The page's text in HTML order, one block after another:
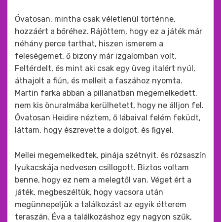
Óvatosan, mintha csak véletlenül történne,
hozzáért a bőréhez. Rájöttem, hogy ez a játék már
néhány perce tarthat, hiszen ismerem a
feleségemet, ő bizony már izgalomban volt.
Feltérdelt, és mint aki csak egy üveg italért nyúl,
áthajolt a fiún, és melleit a faszához nyomta.
Martin farka abban a pillanatban megemelkedett,
nem kis önuralmába kerülhetett, hogy ne álljon fel.
Óvatosan Heidire néztem, ő lábaival felém feküdt,
láttam, hogy észrevette a dolgot, és figyel.
Mellei megemelkedtek, pinája szétnyit, és rózsaszín
lyukacskája nedvesen csillogott. Biztos voltam
benne, hogy ez nem a melegtől van. Véget ért a
játék, megbeszéltük, hogy vacsora után
megünnepeljük a találkozást az egyik étterem
teraszán. Éva a találkozáshoz egy nagyon szűk,